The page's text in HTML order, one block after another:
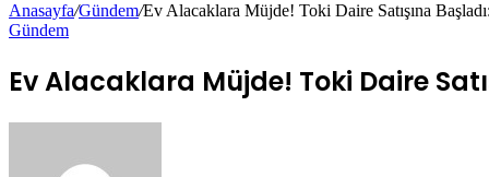
Anasayfa/Gündem/Ev Alacaklara Müjde! Toki Daire Satışına
Gündem
Ev Alacaklara Müjde! Toki Daire